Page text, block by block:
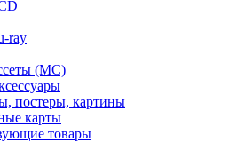
ray
(MC)
постеры, картины
карты
товары